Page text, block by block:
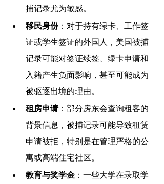
捕记录尤为敏感。
移民身份：对于持有绿卡、工作签
证或学生签证的外国人，美国被捕
记录可能对签证续签、绿卡申请和
入籍产生负面影响，甚至可能成为
被驱逐出境的理由。
租房申请：部分房东会查询租客的
背景信息，被捕记录可能导致租赁
申请被拒，特别是在管理严格的公
寓或高端住宅社区。
教育与奖学金 ：一些大学在录取学